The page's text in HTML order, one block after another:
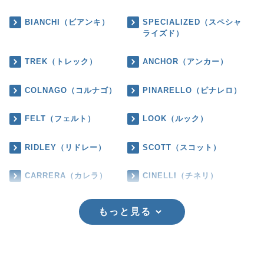
BIANCHI（ビアンキ）
SPECIALIZED（スペシャ
ライズド）
TREK（トレック） ANCHOR（アンカー）
COLNAGO（コルナゴ） PINARELLO（ピナレロ）
FELT（フェルト） LOOK（ルック）
RIDLEY（リドレー） SCOTT（スコット）
CARRERA（カレラ） CINELLI（チネリ）
もっと見る